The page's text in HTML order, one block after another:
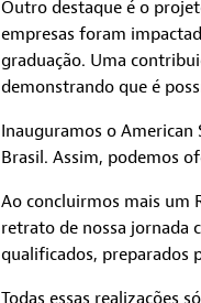
Outro destaque é o
empresas foram
graduação. Uma
demonstrando que é
Inauguramos o American
Brasil. Assim, podemos
Ao concluirmos mais um
retrato de nossa jornada
qualificados, preparados
Todas essas realizações